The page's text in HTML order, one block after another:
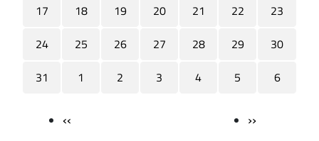
17
18 19 20 21 22
23
24
25 26 27 28 29
30
31
1 2 3 4 5 6
Paginazione
‹‹ ››